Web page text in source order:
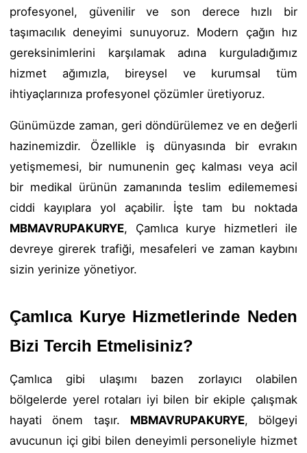
profesyonel, güvenilir ve son derece hızlı bir
taşımacılık deneyimi sunuyoruz. Modern çağın hız
gereksinimlerini karşılamak adına kurguladığımız
hizmet ağımızla, bireysel ve kurumsal tüm
ihtiyaçlarınıza profesyonel çözümler üretiyoruz.
Günümüzde zaman, geri döndürülemez ve en değerli
hazinemizdir. Özellikle iş dünyasında bir evrakın
yetişmemesi, bir numunenin geç kalması veya acil
bir medikal ürünün zamanında teslim edilememesi
ciddi kayıplara yol açabilir. İşte tam bu noktada
MBMAVRUPAKURYE, Çamlıca kurye hizmetleri ile
devreye girerek trafiği, mesafeleri ve zaman kaybını
sizin yerinize yönetiyor.
Çamlıca Kurye Hizmetlerinde Neden
Bizi Tercih Etmelisiniz?
Çamlıca gibi ulaşımı bazen zorlayıcı olabilen
bölgelerde yerel rotaları iyi bilen bir ekiple çalışmak
hayati önem taşır. MBMAVRUPAKURYE, bölgeyi
avucunun içi gibi bilen deneyimli personeliyle hizmet